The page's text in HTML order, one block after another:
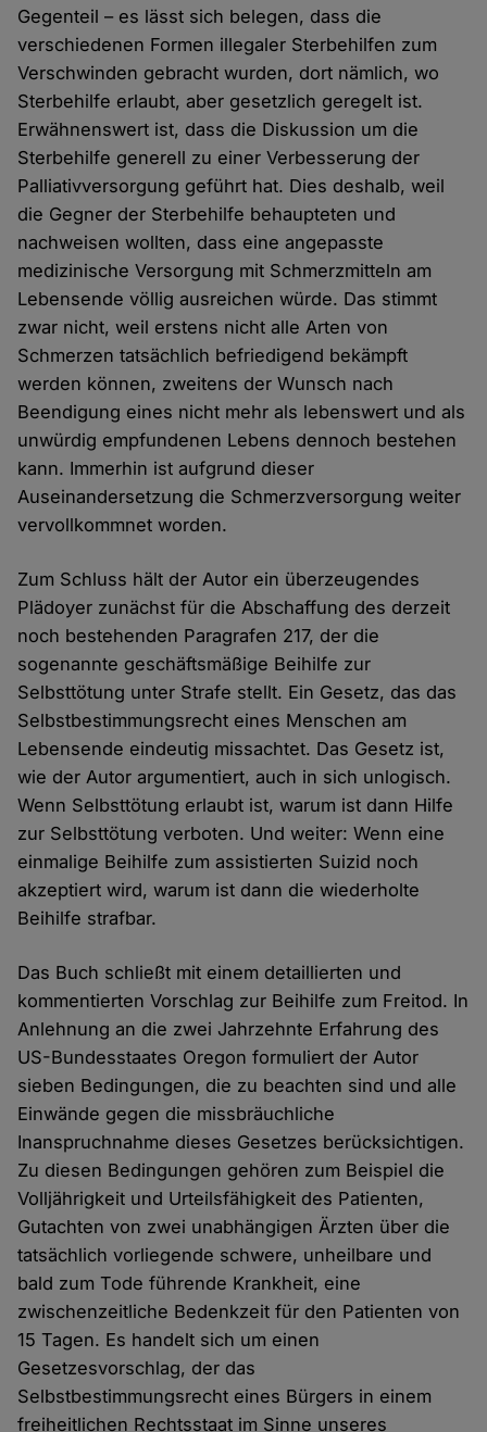
Gegenteil – es lässt sich belegen, dass die
verschiedenen Formen illegaler Sterbehilfen zum
Verschwinden gebracht wurden, dort nämlich, wo
Sterbehilfe erlaubt, aber gesetzlich geregelt ist.
Erwähnenswert ist, dass die Diskussion um die
Sterbehilfe generell zu einer Verbesserung der
Palliativversorgung geführt hat. Dies deshalb, weil
die Gegner der Sterbehilfe behaupteten und
nachweisen wollten, dass eine angepasste
medizinische Versorgung mit Schmerzmitteln am
Lebensende völlig ausreichen würde. Das stimmt
zwar nicht, weil erstens nicht alle Arten von
Schmerzen tatsächlich befriedigend bekämpft
werden können, zweitens der Wunsch nach
Beendigung eines nicht mehr als lebenswert und als
unwürdig empfundenen Lebens dennoch bestehen
kann. Immerhin ist aufgrund dieser
Auseinandersetzung die Schmerzversorgung weiter
vervollkommnet worden.
Zum Schluss hält der Autor ein überzeugendes
Plädoyer zunächst für die Abschaffung des derzeit
noch bestehenden Paragrafen 217, der die
sogenannte geschäftsmäßige Beihilfe zur
Selbsttötung unter Strafe stellt. Ein Gesetz, das das
Selbstbestimmungsrecht eines Menschen am
Lebensende eindeutig missachtet. Das Gesetz ist,
wie der Autor argumentiert, auch in sich unlogisch.
Wenn Selbsttötung erlaubt ist, warum ist dann Hilfe
zur Selbsttötung verboten. Und weiter: Wenn eine
einmalige Beihilfe zum assistierten Suizid noch
akzeptiert wird, warum ist dann die wiederholte
Beihilfe strafbar.
Das Buch schließt mit einem detaillierten und
kommentierten Vorschlag zur Beihilfe zum Freitod. In
Anlehnung an die zwei Jahrzehnte Erfahrung des
US-Bundesstaates Oregon formuliert der Autor
sieben Bedingungen, die zu beachten sind und alle
Einwände gegen die missbräuchliche
Inanspruchnahme dieses Gesetzes berücksichtigen.
Zu diesen Bedingungen gehören zum Beispiel die
Volljährigkeit und Urteilsfähigkeit des Patienten,
Gutachten von zwei unabhängigen Ärzten über die
tatsächlich vorliegende schwere, unheilbare und
bald zum Tode führende Krankheit, eine
zwischenzeitliche Bedenkzeit für den Patienten von
15 Tagen. Es handelt sich um einen
Gesetzesvorschlag, der das
Selbstbestimmungsrecht eines Bürgers in einem
freiheitlichen Rechtsstaat im Sinne unseres